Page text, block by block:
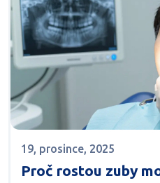
19, prosince, 2025
Proč rostou zuby